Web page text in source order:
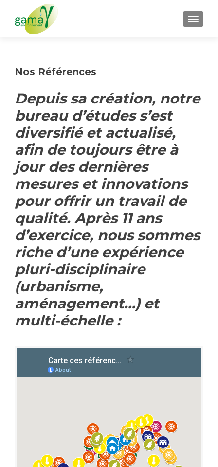
Nos Références
Depuis sa création, notre
bureau d’études s’est
diversifié et actualisé,
afin de toujours être à
jour des dernières
mesures et innovations
pour offrir un travail de
qualité. Après 11 ans
d’exercice, nous sommes
riche d’une expérience
pluri-disciplinaire
(urbanisme,
aménagement…) et
multi-échelle :